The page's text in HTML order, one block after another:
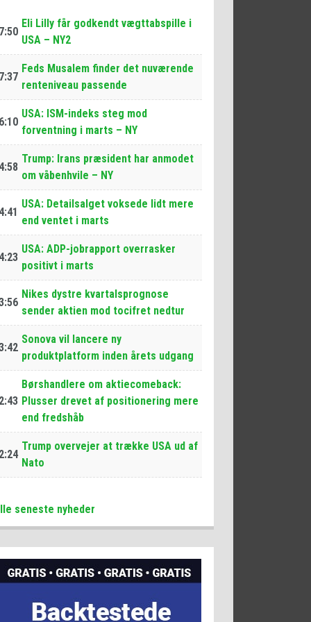
Eli Lilly får godkendt vægttabspille i
USA – NY2
Feds Musalem finder det nuværende
renteniveau passende
USA: ISM-indeks steg mod
forventning i marts – NY
Trump: Irans præsident har anmodet
om våbenhvile – NY
USA: Detailsalget voksede lidt mere
end ventet i marts
USA: ADP-jobrapport overrasker
positivt i marts
Nikes dystre kvartalsprognose
sender aktien mod tocifret nedtur
Sonova vil lancere ny
produktplatform inden årets udgang
Børshandlere om aktiecomeback:
Plusser drevet af positionering mere
end fredshåb
Trump overvejer at trække USA ud af
Nato
seneste nyheder